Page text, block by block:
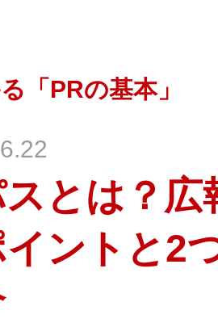
「PRの基本」
とは？広
ントと2